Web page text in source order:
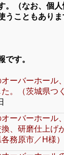
。（なお、個
うこともあり
です。
ーバーホール
。（茨城県つ
ーバーホール
、研磨仕上げ
務原市／H様）